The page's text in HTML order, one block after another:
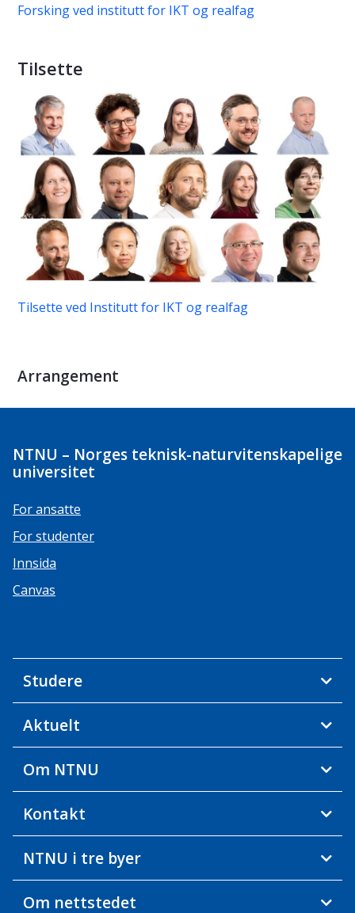
Forsking ved institutt for IKT og realfag
Tilsette
Tilsette ved Institutt for IKT og realfag
Arrangement
NTNU – Norges teknisk-naturvitenskapelige
universitet
For ansatte
For studenter
Innsida
Canvas
Studere
Aktuelt
Om NTNU
Kontakt
NTNU i tre byer
Om nettstedet